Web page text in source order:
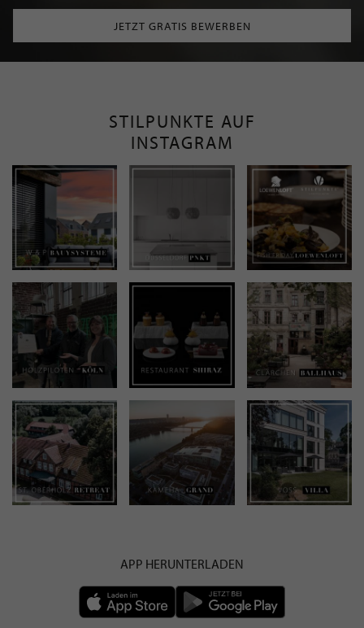
JETZT GRATIS BEWERBEN
STILPUNKTE AUF
INSTAGRAM
APP HERUNTERLADEN